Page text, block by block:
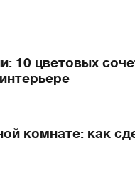
10 цветовых
комнате: как